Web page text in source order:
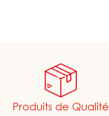
Produits de Qualité